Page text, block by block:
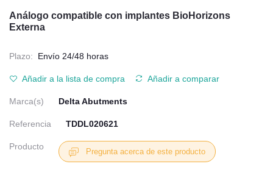
Análogo compatible con implantes BioHorizons
Externa
Plazo: Envío 24/48 horas
Añadir a la lista de compra Añadir a comparar
Marca(s) Delta Abutments
Referencia TDDL020621
Producto
Pregunta acerca de este producto